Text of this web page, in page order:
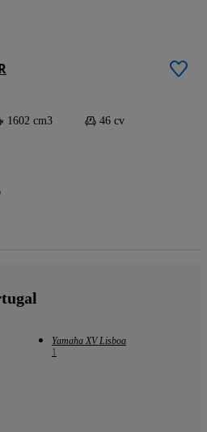
1602 cm3
46 cv
Yamaha XV Lisboa
1